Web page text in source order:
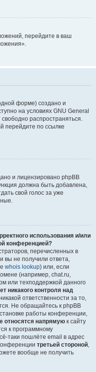
перейдите в ваш
форме) создано и
на условиях GNU General
распространяться.
перейдите по ссылке
и лицензировано phpBB
должна быть добавлена,
свой голос за уже
использования и/или
конференцией?
перечисленных в
вы не получили ответа,
whois lookup) или, если
(например, chat.ru,
или техподдержкой данного
никакого контроля над
ответственности за то,
Не обращайтесь к phpBB
работы конференции,
относятся напрямую к сайту
к программному
таки пошлёте email в адрес
третьей стороной,
вообще не получить